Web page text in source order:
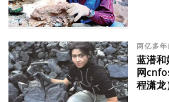
两亿多
蓝潜和
网
程潇龙